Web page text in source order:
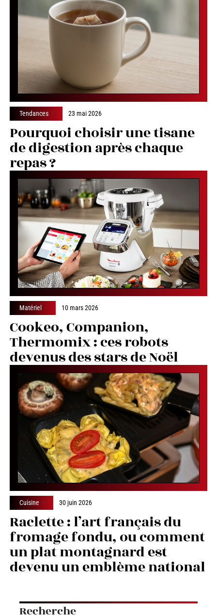
Tendances 23 mai 2026
Pourquoi choisir une tisane
de digestion après chaque
repas ?
Matériel 10 mars 2026
Cookeo, Companion,
Thermomix : ces robots
devenus des stars de Noël
Cuisine 30 juin 2026
Raclette : l’art français du
fromage fondu, ou comment
un plat montagnard est
devenu un emblème national
Recherche